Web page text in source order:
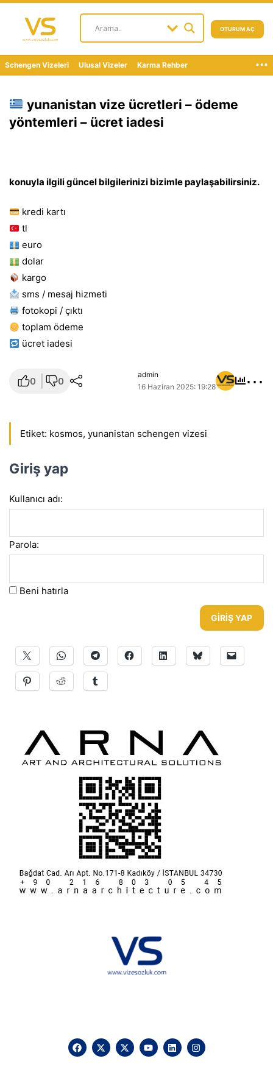
OTURUM AÇ
Schengen Vizeleri Ulusal Vizeler Karma Rehber ...
yunanistan vize ücretleri – ödeme
yöntemleri – ücret iadesi
konuyla ilgili güncel bilgilerinizi bizimle paylaşabilirsiniz.
kredi kartı
tl
euro
dolar
kargo
sms / mesaj hizmeti
fotokopi / çıktı
toplam ödeme
ücret i̇adesi
0 0
admin
16 Haziran 2025: 19:28
⋯
Etiket: kosmos, yunanistan schengen vizesi
Giriş yap
Kullanıcı adı:
Parola:
Beni hatırla
GIRIŞ YAP